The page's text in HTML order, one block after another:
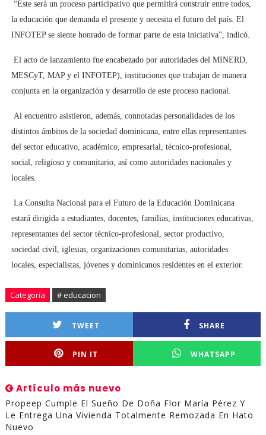
“Este será un proceso participativo que permitirá construir entre todos,
la educación que demanda el presente y necesita el futuro del país. El
INFOTEP se siente honrado de formar parte de esta iniciativa”, indicó.
El acto de lanzamiento fue encabezado por autoridades del MINERD,
MESCyT, MAP y el INFOTEP), instituciones que trabajan de manera
conjunta en la organización y desarrollo de este proceso nacional.
Al encuentro asistieron, además, connotadas personalidades de los
distintos ámbitos de la sociedad dominicana, entre ellas representantes
del sector educativo, académico, empresarial, técnico-profesional,
social, religioso y comunitario, así como autoridades nacionales y
locales.
La Consulta Nacional para el Futuro de la Educación Dominicana
estará dirigida a estudiantes, docentes, familias, instituciones educativas,
representantes del sector técnico-profesional, sector productivo,
sociedad civil, iglesias, organizaciones comunitarias, autoridades
locales, especialistas, jóvenes y dominicanos residentes en el exterior.
Categoría # educacion
TWEET SHARE
PIN IT WHATSAPP
Artículo más nuevo
Propeep Cumple El Sueño De Doña Flor María Pérez Y
Le Entrega Una Vivienda Totalmente Remozada En Hato
Nuevo